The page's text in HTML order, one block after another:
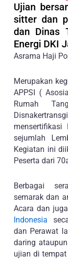
Ujian
sitter dan
dan Dinas
Energi DKI
Asrama Haji
Merupakan
APPSI (
Rumah
sejumlah
Kegiatan ini
Peserta dari
Berbagai
semarak dan
Acara dan
Indonesia
dan Perawat
daring
ujian di